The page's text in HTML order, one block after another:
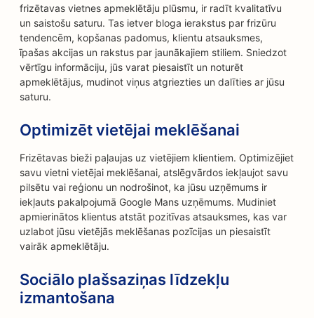
frizētavas vietnes apmeklētāju plūsmu, ir radīt kvalitatīvu
un saistošu saturu. Tas ietver bloga ierakstus par frizūru
tendencēm, kopšanas padomus, klientu atsauksmes,
īpašas akcijas un rakstus par jaunākajiem stiliem. Sniedzot
vērtīgu informāciju, jūs varat piesaistīt un noturēt
apmeklētājus, mudinot viņus atgriezties un dalīties ar jūsu
saturu.
Optimizēt vietējai meklēšanai
Frizētavas bieži paļaujas uz vietējiem klientiem. Optimizējiet
savu vietni vietējai meklēšanai, atslēgvārdos iekļaujot savu
pilsētu vai reģionu un nodrošinot, ka jūsu uzņēmums ir
iekļauts pakalpojumā Google Mans uzņēmums. Mudiniet
apmierinātos klientus atstāt pozitīvas atsauksmes, kas var
uzlabot jūsu vietējās meklēšanas pozīcijas un piesaistīt
vairāk apmeklētāju.
Sociālo plašsaziņas līdzekļu
izmantošana